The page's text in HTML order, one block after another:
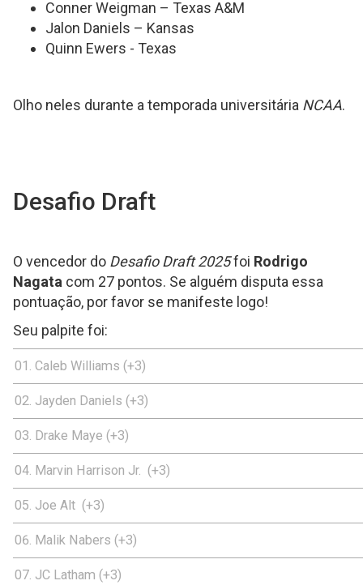
Conner Weigman – Texas A&M
Jalon Daniels – Kansas
Quinn Ewers - Texas
Olho neles durante a temporada universitária NCAA.
Desafio Draft
O vencedor do Desafio Draft 2025foi Rodrigo
Nagata com 27 pontos. Se alguém disputa essa
pontuação, por favor se manifeste logo!
Seu palpite foi:
Caleb Williams (+3)
Jayden Daniels (+3)
Drake Maye (+3)
Marvin Harrison Jr. (+3)
Joe Alt (+3)
Malik Nabers (+3)
JC Latham (+3)